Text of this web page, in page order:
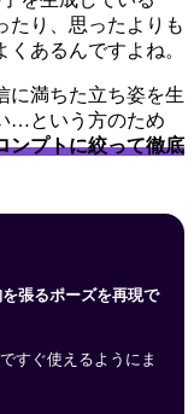
たり、思ったよりも
あるんですよね。
に満ちた立ち姿を生
…という方のため
ンプトに絞って徹底
張るポーズを再現で
すぐ使えるようにま